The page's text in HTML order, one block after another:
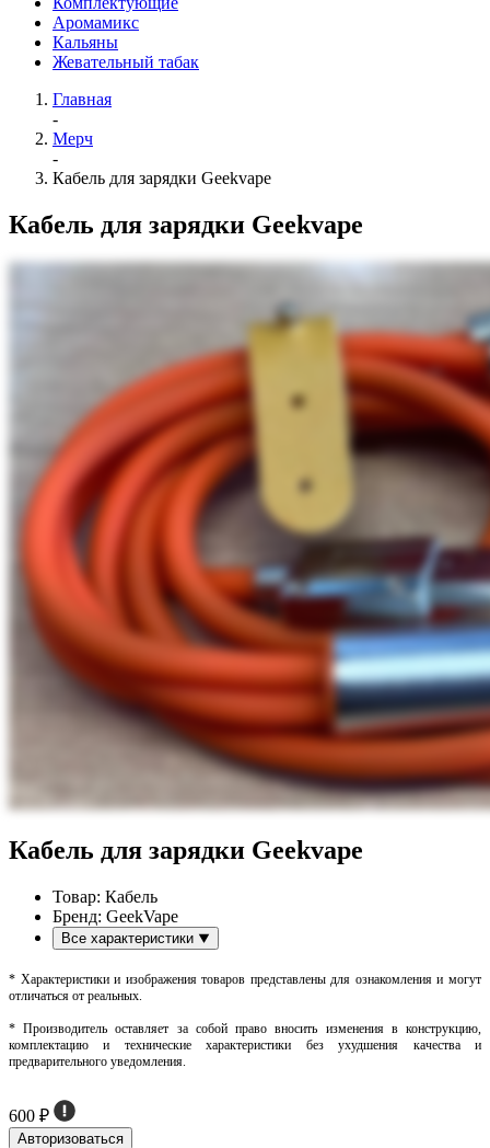
Аромамикс
Кальяны
Жевательный табак
Главная
-
Мерч
-
Кабель для зарядки Geekvape
Кабель для зарядки Geekvape
Кабель для зарядки Geekvape
Товар: Кабель
Бренд: GeekVape
Все характеристики
* Характеристики и изображения товаров представлены для ознакомления и могут
отличаться от реальных.
* Производитель оставляет за собой право вносить изменения в конструкцию,
комплектацию и технические характеристики без ухудшения качества и
предварительного уведомления.
600 ₽
Авторизоваться